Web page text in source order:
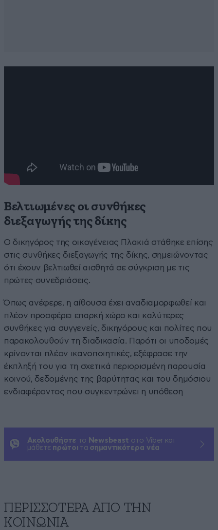
Βελτιωμένες οι συνθήκες
διεξαγωγής της δίκης
Ο δικηγόρος της οικογένειας Πλακιά στάθηκε επίσης
στις συνθήκες διεξαγωγής της δίκης, σημειώνοντας
ότι έχουν βελτιωθεί αισθητά σε σύγκριση με τις
πρώτες συνεδριάσεις.
Όπως ανέφερε, η αίθουσα έχει αναδιαμορφωθεί και
πλέον προσφέρει επαρκή χώρο και καλύτερες
συνθήκες για συγγενείς, δικηγόρους και πολίτες που
παρακολουθούν τη διαδικασία. Παρότι οι υποδομές
κρίνονται πλέον ικανοποιητικές, εξέφρασε την
έκπληξή του για τη σχετικά περιορισμένη παρουσία
κοινού, δεδομένης της βαρύτητας και του δημόσιου
ενδιαφέροντος που συγκεντρώνει η υπόθεση
Ακολουθήστε το Newsbeast στο Viber και
μάθετε πρώτοι τα σημαντικότερα νέα
ΠΕΡΙΣΣΟΤΕΡΑ ΑΠΟ ΤΗΝ
ΚΟΙΝΩΝΙΑ